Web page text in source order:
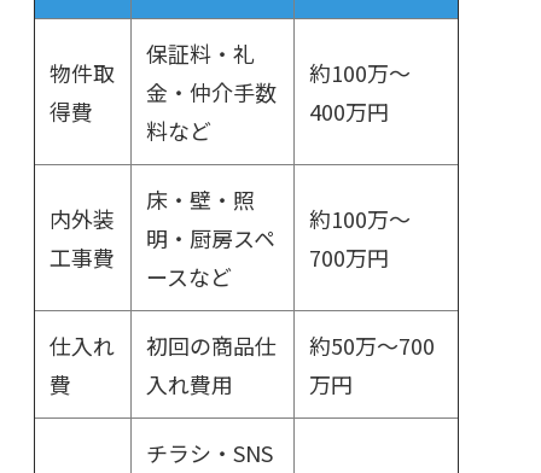
物件取
得費
保証料・礼
金・仲介手数
料など
約100万～
400万円
内外装
工事費
床・壁・照
明・厨房スペ
ースなど
約100万～
700万円
仕入れ
費
初回の商品仕
入れ費用
約50万～700
万円
チラシ・SNS